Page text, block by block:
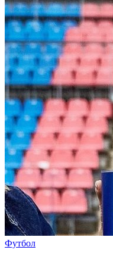
Футбол